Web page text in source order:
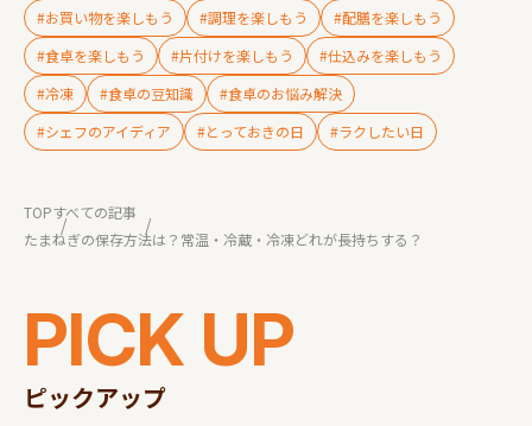
#お買い物を楽しもう #調理を楽しもう
#配膳を楽しもう
#食卓を楽しもう
#片付けを楽しもう
#仕込みを楽しもう
#冷凍
#食卓の豆知識
#食卓のお悩み解決
#シェフのアイディア
#とっておきの日 #ラクしたい日
TOPすべての記事
たまねぎの保存方法は？常温・冷蔵・冷凍どれが長持ちする？
PICK UP
ピックアップ